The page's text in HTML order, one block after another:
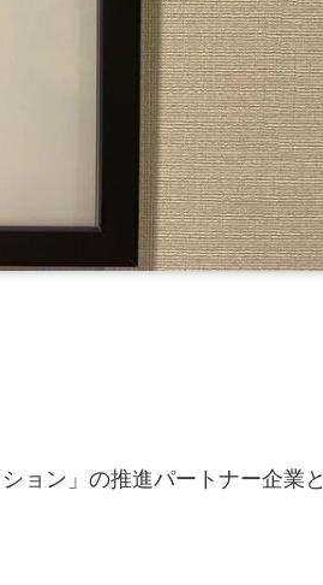
ョン」の推進パートナー企業と